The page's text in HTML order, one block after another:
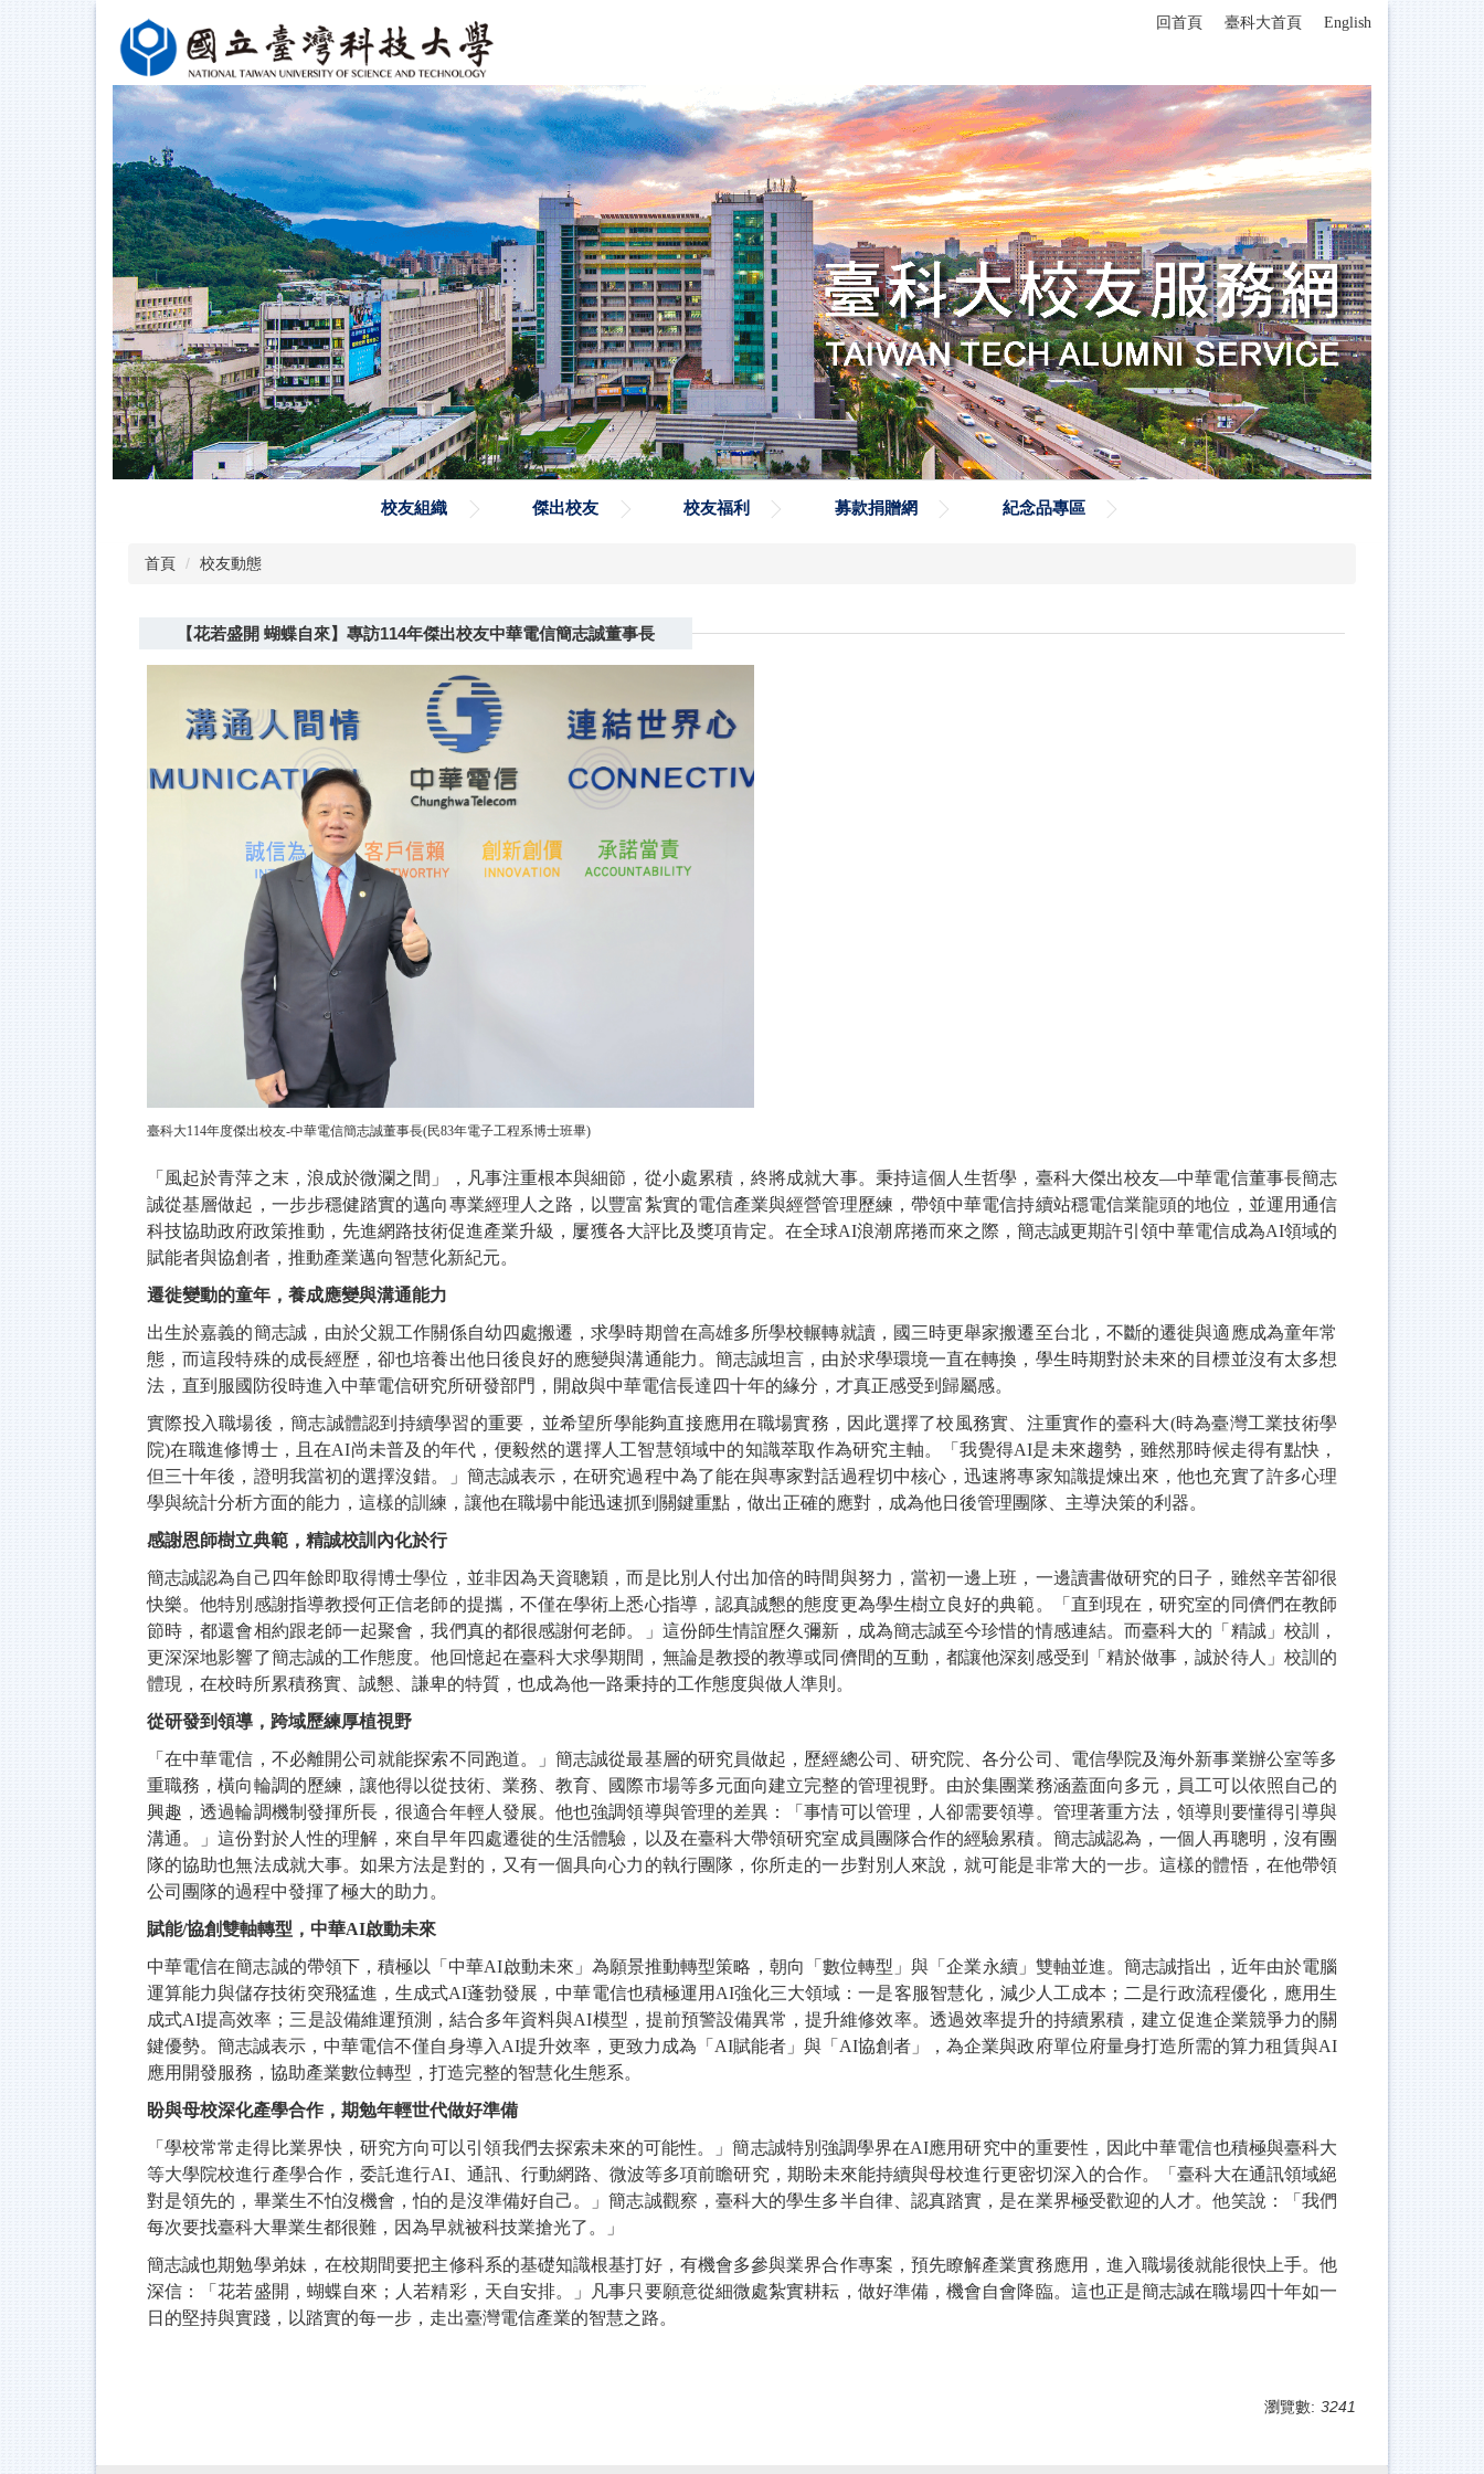
回首頁 臺科大首頁 English
校友組織 傑出校友 校友福利 募款捐贈網 紀念品專區
首頁 校友動態
【花若盛開 蝴蝶自來】專訪114年傑出校友中華電信簡志誠董事長
臺科大114年度傑出校友-中華電信簡志誠董事長(民83年電子工程系博士班畢)
「風起於青萍之末，浪成於微瀾之間」，凡事注重根本與細節，從小處累積，終將成就大事。秉持這個人生哲學，臺科大傑出校友—中華電信董事長簡志
誠從基層做起，一步步穩健踏實的邁向專業經理人之路，以豐富紮實的電信產業與經營管理歷練，帶領中華電信持續站穩電信業龍頭的地位，並運用通信
科技協助政府政策推動，先進網路技術促進產業升級，屢獲各大評比及獎項肯定。在全球AI浪潮席捲而來之際，簡志誠更期許引領中華電信成為AI領域的
賦能者與協創者，推動產業邁向智慧化新紀元。
遷徙變動的童年，養成應變與溝通能力
出生於嘉義的簡志誠，由於父親工作關係自幼四處搬遷，求學時期曾在高雄多所學校輾轉就讀，國三時更舉家搬遷至台北，不斷的遷徙與適應成為童年常
態，而這段特殊的成長經歷，卻也培養出他日後良好的應變與溝通能力。簡志誠坦言，由於求學環境一直在轉換，學生時期對於未來的目標並沒有太多想
法，直到服國防役時進入中華電信研究所研發部門，開啟與中華電信長達四十年的緣分，才真正感受到歸屬感。
實際投入職場後，簡志誠體認到持續學習的重要，並希望所學能夠直接應用在職場實務，因此選擇了校風務實、注重實作的臺科大(時為臺灣工業技術學
院)在職進修博士，且在AI尚未普及的年代，便毅然的選擇人工智慧領域中的知識萃取作為研究主軸。「我覺得AI是未來趨勢，雖然那時候走得有點快，
但三十年後，證明我當初的選擇沒錯。」簡志誠表示，在研究過程中為了能在與專家對話過程切中核心，迅速將專家知識提煉出來，他也充實了許多心理
學與統計分析方面的能力，這樣的訓練，讓他在職場中能迅速抓到關鍵重點，做出正確的應對，成為他日後管理團隊、主導決策的利器。
感謝恩師樹立典範，精誠校訓內化於行
簡志誠認為自己四年餘即取得博士學位，並非因為天資聰穎，而是比別人付出加倍的時間與努力，當初一邊上班，一邊讀書做研究的日子，雖然辛苦卻很
快樂。他特別感謝指導教授何正信老師的提攜，不僅在學術上悉心指導，認真誠懇的態度更為學生樹立良好的典範。「直到現在，研究室的同儕們在教師
節時，都還會相約跟老師一起聚會，我們真的都很感謝何老師。」這份師生情誼歷久彌新，成為簡志誠至今珍惜的情感連結。而臺科大的「精誠」校訓，
更深深地影響了簡志誠的工作態度。他回憶起在臺科大求學期間，無論是教授的教導或同儕間的互動，都讓他深刻感受到「精於做事，誠於待人」校訓的
體現，在校時所累積務實、誠懇、謙卑的特質，也成為他一路秉持的工作態度與做人準則。
從研發到領導，跨域歷練厚植視野
「在中華電信，不必離開公司就能探索不同跑道。」簡志誠從最基層的研究員做起，歷經總公司、研究院、各分公司、電信學院及海外新事業辦公室等多
重職務，橫向輪調的歷練，讓他得以從技術、業務、教育、國際市場等多元面向建立完整的管理視野。由於集團業務涵蓋面向多元，員工可以依照自己的
興趣，透過輪調機制發揮所長，很適合年輕人發展。他也強調領導與管理的差異：「事情可以管理，人卻需要領導。管理著重方法，領導則要懂得引導與
溝通。」這份對於人性的理解，來自早年四處遷徙的生活體驗，以及在臺科大帶領研究室成員團隊合作的經驗累積。簡志誠認為，一個人再聰明，沒有團
隊的協助也無法成就大事。如果方法是對的，又有一個具向心力的執行團隊，你所走的一步對別人來說，就可能是非常大的一步。這樣的體悟，在他帶領
公司團隊的過程中發揮了極大的助力。
賦能/協創雙軸轉型，中華AI啟動未來
中華電信在簡志誠的帶領下，積極以「中華AI啟動未來」為願景推動轉型策略，朝向「數位轉型」與「企業永續」雙軸並進。簡志誠指出，近年由於電腦
運算能力與儲存技術突飛猛進，生成式AI蓬勃發展，中華電信也積極運用AI強化三大領域：一是客服智慧化，減少人工成本；二是行政流程優化，應用生
成式AI提高效率；三是設備維運預測，結合多年資料與AI模型，提前預警設備異常，提升維修效率。透過效率提升的持續累積 ，建立促進企業競爭力的關
鍵優勢。簡志誠表示，中華電信不僅自身導入AI提升效率，更致力成為「AI賦能者」與「AI協創者」，為企業與政府單位府量身打造所需的算力租賃與AI
應用開發服務，協助產業數位轉型，打造完整的智慧化生態系。
盼與母校深化產學合作，期勉年輕世代做好準備
「學校常常走得比業界快，研究方向可以引領我們去探索未來的可能性。」簡志誠特別強調學界在AI應用研究中的重要性，因此中華電信也積極與臺科大
等大學院校進行產學合作，委託進行AI、通訊、行動網路、微波等多項前瞻研究，期盼未來能持續與母校進行更密切深入的合作。「臺科大在通訊領域絕
對是領先的，畢業生不怕沒機會，怕的是沒準備好自己。」簡志誠觀察，臺科大的學生多半自律、認真踏實，是在業界極受歡迎的人才。他笑說：「我們
每次要找臺科大畢業生都很難，因為早就被科技業搶光了。」
簡志誠也期勉學弟妹，在校期間要把主修科系的基礎知識根基打好，有機會多參與業界合作專案，預先瞭解產業實務應用，進入職場後就能很快上手。他
深信：「花若盛開，蝴蝶自來；人若精彩，天自安排。」凡事只要願意從細微處紮實耕耘，做好準備，機會自會降臨。這也正是簡志誠在職場四十年如一
日的堅持與實踐，以踏實的每一步，走出臺灣電信產業的智慧之路。
瀏覽數: 3241